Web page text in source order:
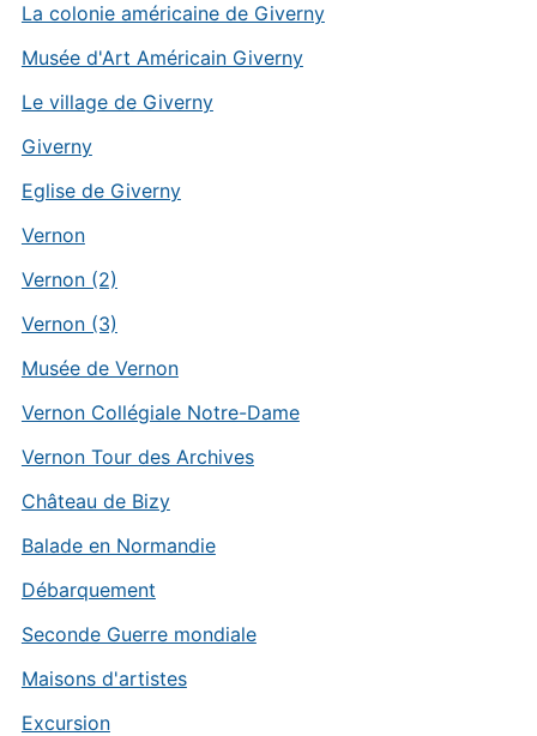
La colonie américaine de Giverny
Musée d'Art Américain Giverny
Le village de Giverny
Giverny
Eglise de Giverny
Vernon
Vernon (2)
Vernon (3)
Musée de Vernon
Vernon Collégiale Notre-Dame
Vernon Tour des Archives
Château de Bizy
Balade en Normandie
Débarquement
Seconde Guerre mondiale
Maisons d'artistes
Excursion